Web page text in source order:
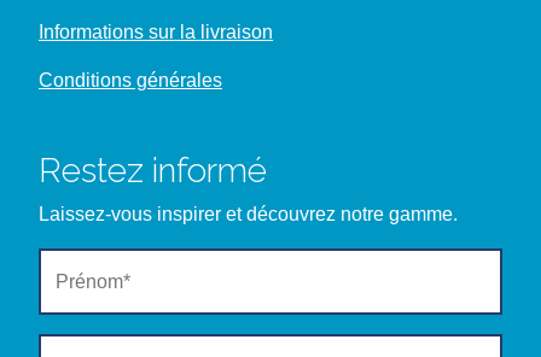
Informations sur la livraison
Conditions générales
Restez informé
Laissez-vous inspirer et découvrez notre gamme.